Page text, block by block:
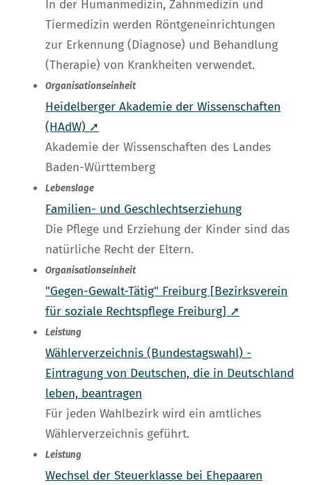
In der Humanmedizin, Zahnmedizin und
Tiermedizin werden Röntgeneinrichtungen
zur Erkennung (Diagnose) und Behandlung
(Therapie) von Krankheiten verwendet.
Organisationseinheit
Heidelberger Akademie der Wissenschaften
(HAdW) ➚
Akademie der Wissenschaften des Landes
Baden-Württemberg
Lebenslage
Familien- und Geschlechtserziehung
Die Pflege und Erziehung der Kinder sind das
natürliche Recht der Eltern.
Organisationseinheit
"Gegen-Gewalt-Tätig" Freiburg [Bezirksverein
für soziale Rechtspflege Freiburg] ➚
Leistung
Wählerverzeichnis (Bundestagswahl) -
Eintragung von Deutschen, die in Deutschland
leben, beantragen
Für jeden Wahlbezirk wird ein amtliches
Wählerverzeichnis geführt.
Leistung
Wechsel der Steuerklasse bei Ehepaaren